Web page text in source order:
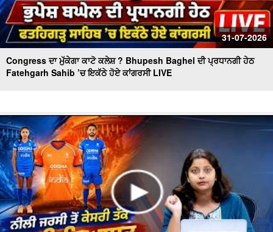
31-07-2026
Congress ਦਾ ਮੁੱਕੇਗਾ ਕਾਟੋ ਕਲੇਸ਼ ? Bhupesh Baghel ਦੀ ਪ੍ਰਧਾਨਗੀ ਹੇਠ
Fatehgarh Sahib ’ਚ ਇਕੱਠੇ ਹੋਏ ਕਾਂਗਰਸੀ LIVE